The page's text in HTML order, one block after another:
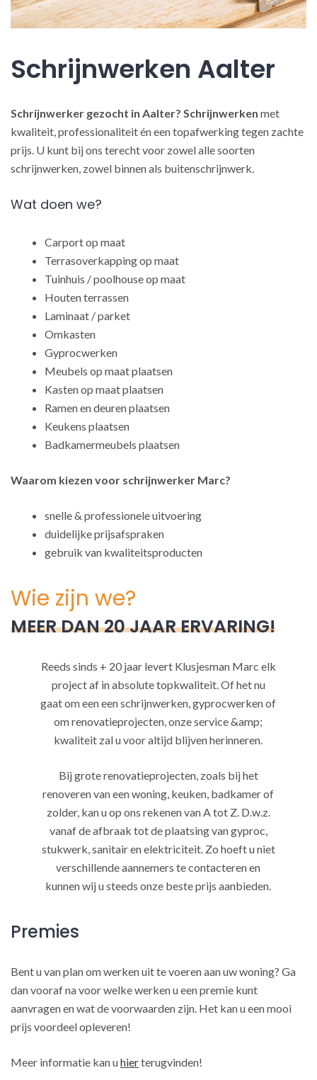
Schrijnwerken Aalter
Schrijnwerker gezocht in Aalter? Schrijnwerken met
kwaliteit, professionaliteit én een topafwerking tegen zachte
prijs. U kunt bij ons terecht voor zowel alle soorten
schrijnwerken, zowel binnen als buitenschrijnwerk.
Wat doen we?
Carport op maat
Terrasoverkapping op maat
Tuinhuis / poolhouse op maat
Houten terrassen
Laminaat / parket
Omkasten
Gyprocwerken
Meubels op maat plaatsen
Kasten op maat plaatsen
Ramen en deuren plaatsen
Keukens plaatsen
Badkamermeubels plaatsen
Waarom kiezen voor schrijnwerker Marc?
snelle & professionele uitvoering
duidelijke prijsafspraken
gebruik van kwaliteitsproducten
Wie zijn we?
MEER DAN 20 JAAR ERVARING!
Reeds sinds + 20 jaar levert Klusjesman Marc elk
project af in absolute topkwaliteit. Of het nu
gaat om een een schrijnwerken, gyprocwerken of
om renovatieprojecten, onze service &amp;
kwaliteit zal u voor altijd blijven herinneren.
Bij grote renovatieprojecten, zoals bij het
renoveren van een woning, keuken, badkamer of
zolder, kan u op ons rekenen van A tot Z. D.w.z.
vanaf de afbraak tot de plaatsing van gyproc,
stukwerk, sanitair en elektriciteit. Zo hoeft u niet
verschillende aannemers te contacteren en
kunnen wij u steeds onze beste prijs aanbieden.
Premies
Bent u van plan om werken uit te voeren aan uw woning? Ga
dan vooraf na voor welke werken u een premie kunt
aanvragen en wat de voorwaarden zijn. Het kan u een mooi
prijs voordeel opleveren!
Meer informatie kan uhierterugvinden!